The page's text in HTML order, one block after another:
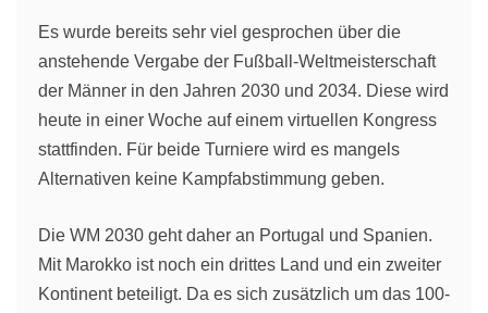
Es wurde bereits sehr viel gesprochen über die
anstehende Vergabe der Fußball-Weltmeisterschaft
der Männer in den Jahren 2030 und 2034. Diese wird
heute in einer Woche auf einem virtuellen Kongress
stattfinden. Für beide Turniere wird es mangels
Alternativen keine Kampfabstimmung geben.
Die WM 2030 geht daher an Portugal und Spanien.
Mit Marokko ist noch ein drittes Land und ein zweiter
Kontinent beteiligt. Da es sich zusätzlich um das 100-